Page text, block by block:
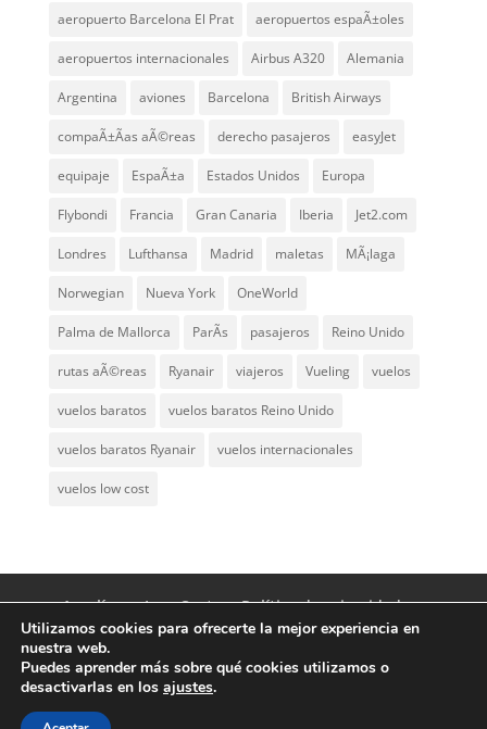
aeropuerto Barcelona El Prat aeropuertos espaÃ±oles
aeropuertos internacionales Airbus A320 Alemania
Argentina aviones Barcelona British Airways
compaÃ±Ã­as aÃ©reas derecho pasajeros easyJet
equipaje EspaÃ±a Estados Unidos Europa
Flybondi Francia Gran Canaria Iberia Jet2.com
Londres Lufthansa Madrid maletas MÃ¡laga
Norwegian Nueva York OneWorld
Palma de Mallorca ParÃ­s pasajeros Reino Unido
rutas aÃ©reas Ryanair viajeros Vueling vuelos
vuelos baratos vuelos baratos Reino Unido
vuelos baratos Ryanair vuelos internacionales
vuelos low cost
Aerolíneas Low Cost
Política de privacidad
Aviso Legal
Contacto
© Aerolíneas Low Cost 2007 - 2024 | Vuelos
Utilizamos cookies para ofrecerte la mejor experiencia en
nuestra web.
Puedes aprender más sobre qué cookies utilizamos o
desactivarlas en los ajustes.